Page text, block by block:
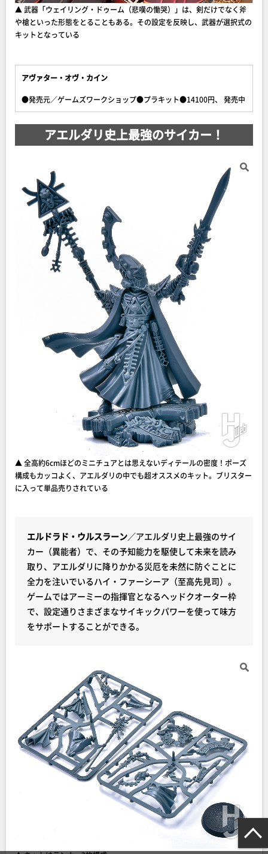
▲ 武器「ウェイリング・ドゥーム（悲嘆の慟哭）」は、剣だけでなく斧
や槍といった形態をとることもある。その設定を反映し、武器が選択式の
キットとなっている
アヴァター・オヴ・カイン
●発売元／ゲームズワークショップ●プラキット●14100円、 発売中
アエルダリ史上最強のサイカー！
▲ 全高約6cmほどのミニチュアとは思えないディテールの密度！ポーズ
構成もカッコよく、アエルダリの中でも超オススメのキット。ブリスター
に入って単品売りされている
エルドラド・ウルスラーン／アエルダリ史上最強のサイ
カー（異能者）で、その予知能力を駆使して未来を読み
取り、アエルダリに降りかかる災厄を未然に防ぐことに
全力を注いでいるハイ・ファーシーア（至高先見司）。
ゲームではアーミーの指揮官となるヘッドクオーター枠
で、設定通りさまざまなサイキックパワーを使って味方
をサポートすることができる。